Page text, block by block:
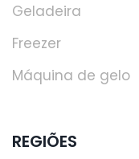
Geladeira
Freezer
Máquina de gelo
REGIÕES